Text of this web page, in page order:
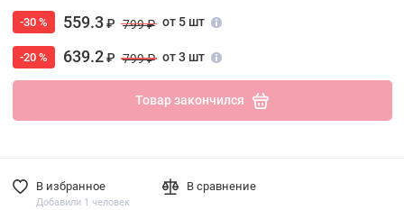
-30 % 559.3₽ 799 ₽ от 5 шт
-20 % 639.2₽ 799 ₽ от 3 шт
Товар закончился
В избранное
Добавили 1 человек
В сравнение